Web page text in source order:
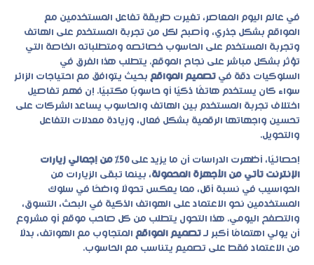
في عالم اليوم المعاصر، تغيرت طريقة تفاعل المستخدمين مع
المواقع بشكل جذري، وأصبح لكل من تجربة المستخدم على الهاتف
وتجربة المستخدم على الحاسوب خصائصه ومتطلباته الخاصة التي
تؤثر بشكل مباشر على نجاح الموقع. يتطلب هذا الفرق في
السلوكيات دقة في تصميم المواقع بحيث يتوافق مع احتياجات الزائر
سواء كان يستخدم هاتفًا ذكيًا أو حاسوبًا مكتبيًا. إن فهم تفاصيل
اختلاف تجربة المستخدم بين الهاتف والحاسوب يساعد الشركات على
تحسين واجهاتها الرقمية بشكل فعال، وزيادة معدلات التفاعل
والتحويل.
إحصائيًا، أظهرت الدراسات أن ما يزيد على
50% من إجمالي زيارات
الإنترنت تأتي من الأجهزة المحمولة، بينما تبقى الزيارات من
الحواسيب في نسبة أقل، مما يعكس تحولًا واضحًا في سلوك
المستخدمين نحو الاعتماد على الهواتف الذكية في البحث، التسوق،
والتصفح اليومي. هذا التحول يتطلب من كل صاحب موقع أو مشروع
أن يولي اهتمامًا أكبر لـ تصميم المواقع المتجاوب مع الهواتف، بدلًا
من الاعتماد فقط على تصميم يتناسب مع الحاسوب.